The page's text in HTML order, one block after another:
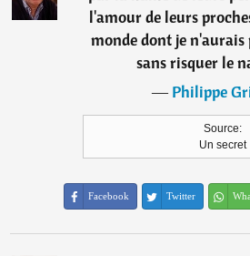
l'amour de leurs
monde dont je
sans risquer le
―Philippe
Source:
Un secret
Facebook Twitter